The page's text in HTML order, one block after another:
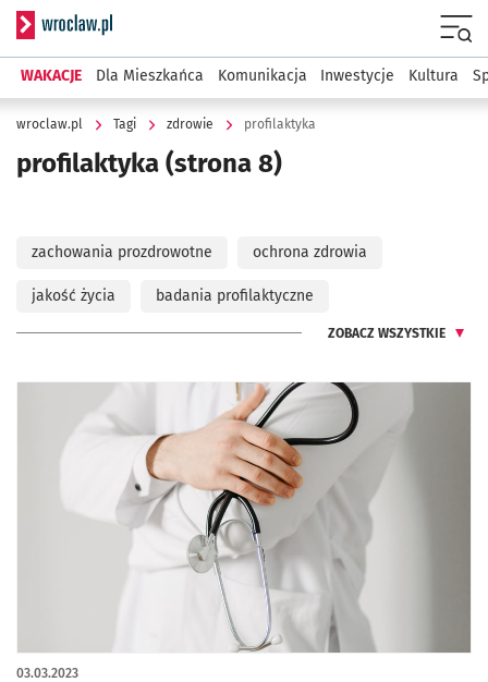
Serwis informacyjny wroclaw.pl
WAKACJE Dla Mieszkańca Komunikacja Inwestycje Kultura
wroclaw.pl Tagi zdrowie profilaktyka
profilaktyka (strona 8)
zachowania prozdrowotne ochrona zdrowia
jakość życia badania profilaktyczne
ZOBACZ WSZYSTKIE
03.03.2023